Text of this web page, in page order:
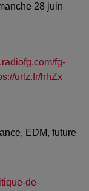
28 juin
fg-
urlz.fr/hhZx
EDM, future
de-